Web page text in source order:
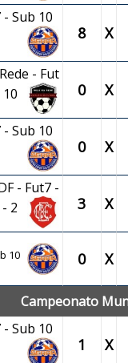
Sub 10
8 X
- Fut
10
0 X
Sub 10
0 X
- Fut7 -
2
3 X
10 0 X
Campeonato
Sub 10
1 X